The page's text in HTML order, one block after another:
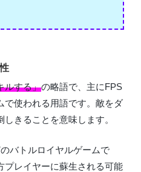
ルする」の略語で、主にFPS
で使われる用語です。敵をダ
きることを意味します。
バトルロイヤルゲームで
プレイヤーに蘇生される可能